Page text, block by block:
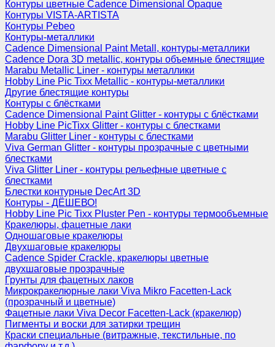
Контуры цветные Cadence Dimensional Opaque
Контуры VISTA-ARTISTA
Контуры Pebeo
Контуры-металлики
Cadence Dimensional Paint Metall, контуры-металлики
Cadence Dora 3D metallic, контуры объемные блестящие
Marabu Metallic Liner - контуры металлики
Hobby Line Pic Tixx Metallic - контуры-металлики
Другие блестящие контуры
Контуры с блёстками
Cadence Dimensional Paint Glitter - контуры с блёстками
Hobby Line PicTixx Glitter - контуры с блестками
Marabu Glitter Liner - контуры с блестками
Viva German Glitter - контуры прозрачные с цветными
блестками
Viva Glitter Liner - контуры рельефные цветные с
блестками
Блестки контурные DecArt 3D
Контуры - ДЁШЕВО!
Hobby Line Pic Tixx Pluster Pen - контуры термообъемные
Кракелюры, фацетные лаки
Одношаговые кракелюры
Двухшаговые кракелюры
Cadence Spider Crackle, кракелюры цветные
двухшаговые прозрачные
Грунты для фацетных лаков
Микрокракелюрные лаки Viva Mikro Facetten-Lack
(прозрачный и цветные)
Фацетные лаки Viva Decor Facetten-Lack (кракелюр)
Пигменты и воски для затирки трещин
Краски специальные (витражные, текстильные, по